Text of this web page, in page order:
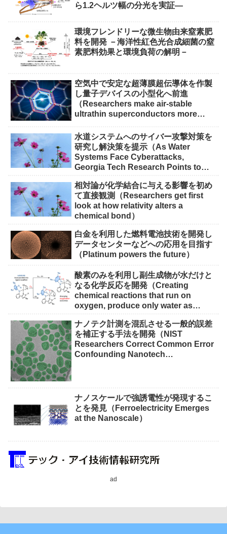
ら1.2ヘルツ幅の分光を実証―
環境フレンドリーな微生物由来窒素肥
料を開発 －海洋性紅色光合成細菌の窒
素肥料効果と環境負荷の解明－
空気中で安定な超薄膜超伝導体を作製
し量子デバイスの小型化へ前進
（Researchers make air-stable
ultrathin superconductors more
水道システムへのサイバー攻撃対策を
研究し解決策を提示（As Water
Systems Face Cyberattacks,
Georgia Tech Research Points to
相対論が化学結合に与える影響を初め
て直接観測（Researchers get first
look at how relativity alters a
chemical bond）
白金を利用した燃料電池技術を開発し
データセンターなどへの応用を目指す
（Platinum powers the future）
酸素のみを利用し副生成物が水だけと
なる化学反応を開発（Creating
chemical reactions that run on
oxygen, produce only water as
ナノテク計測を混乱させる一般的誤差
を補正する手法を開発（NIST
Researchers Correct Common Error
Confounding Nanotech
ナノスケールで強誘電性が発現するこ
とを発見（Ferroelectricity Emerges
at the Nanoscale）
ad